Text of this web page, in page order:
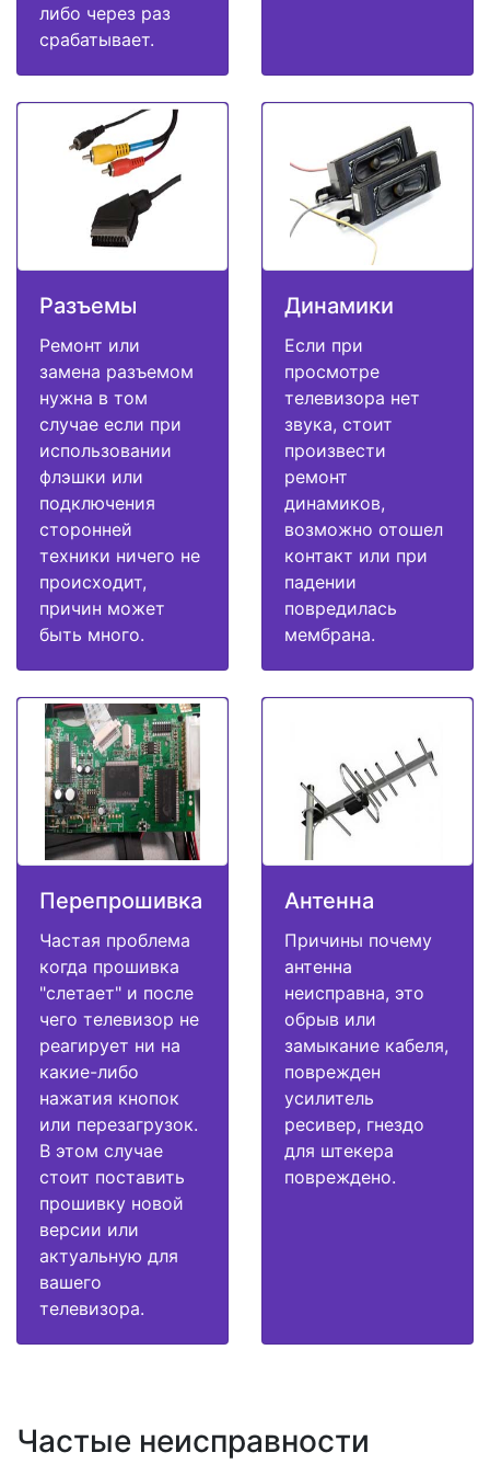
либо через раз
срабатывает.
Разъемы
Ремонт или
замена разъемом
нужна в том
случае если при
использовании
флэшки или
подключения
сторонней
техники ничего не
происходит,
причин может
быть много.
Динамики
Если при
просмотре
телевизора нет
звука, стоит
произвести
ремонт
динамиков,
возможно отошел
контакт или при
падении
повредилась
мембрана.
Перепрошивка
Частая проблема
когда прошивка
"слетает" и после
чего телевизор не
реагирует ни на
какие-либо
нажатия кнопок
или перезагрузок.
В этом случае
стоит поставить
прошивку новой
версии или
актуальную для
вашего
телевизора.
Антенна
Причины почему
антенна
неисправна, это
обрыв или
замыкание кабеля,
поврежден
усилитель
ресивер, гнездо
для штекера
повреждено.
Частые неисправности